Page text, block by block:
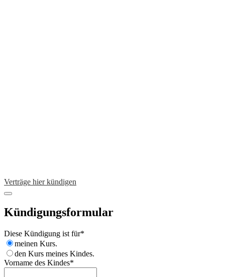
Verträge hier kündigen
Kündigungsformular
Diese Kündigung ist für*
meinen Kurs.
den Kurs meines Kindes.
Vorname des Kindes*